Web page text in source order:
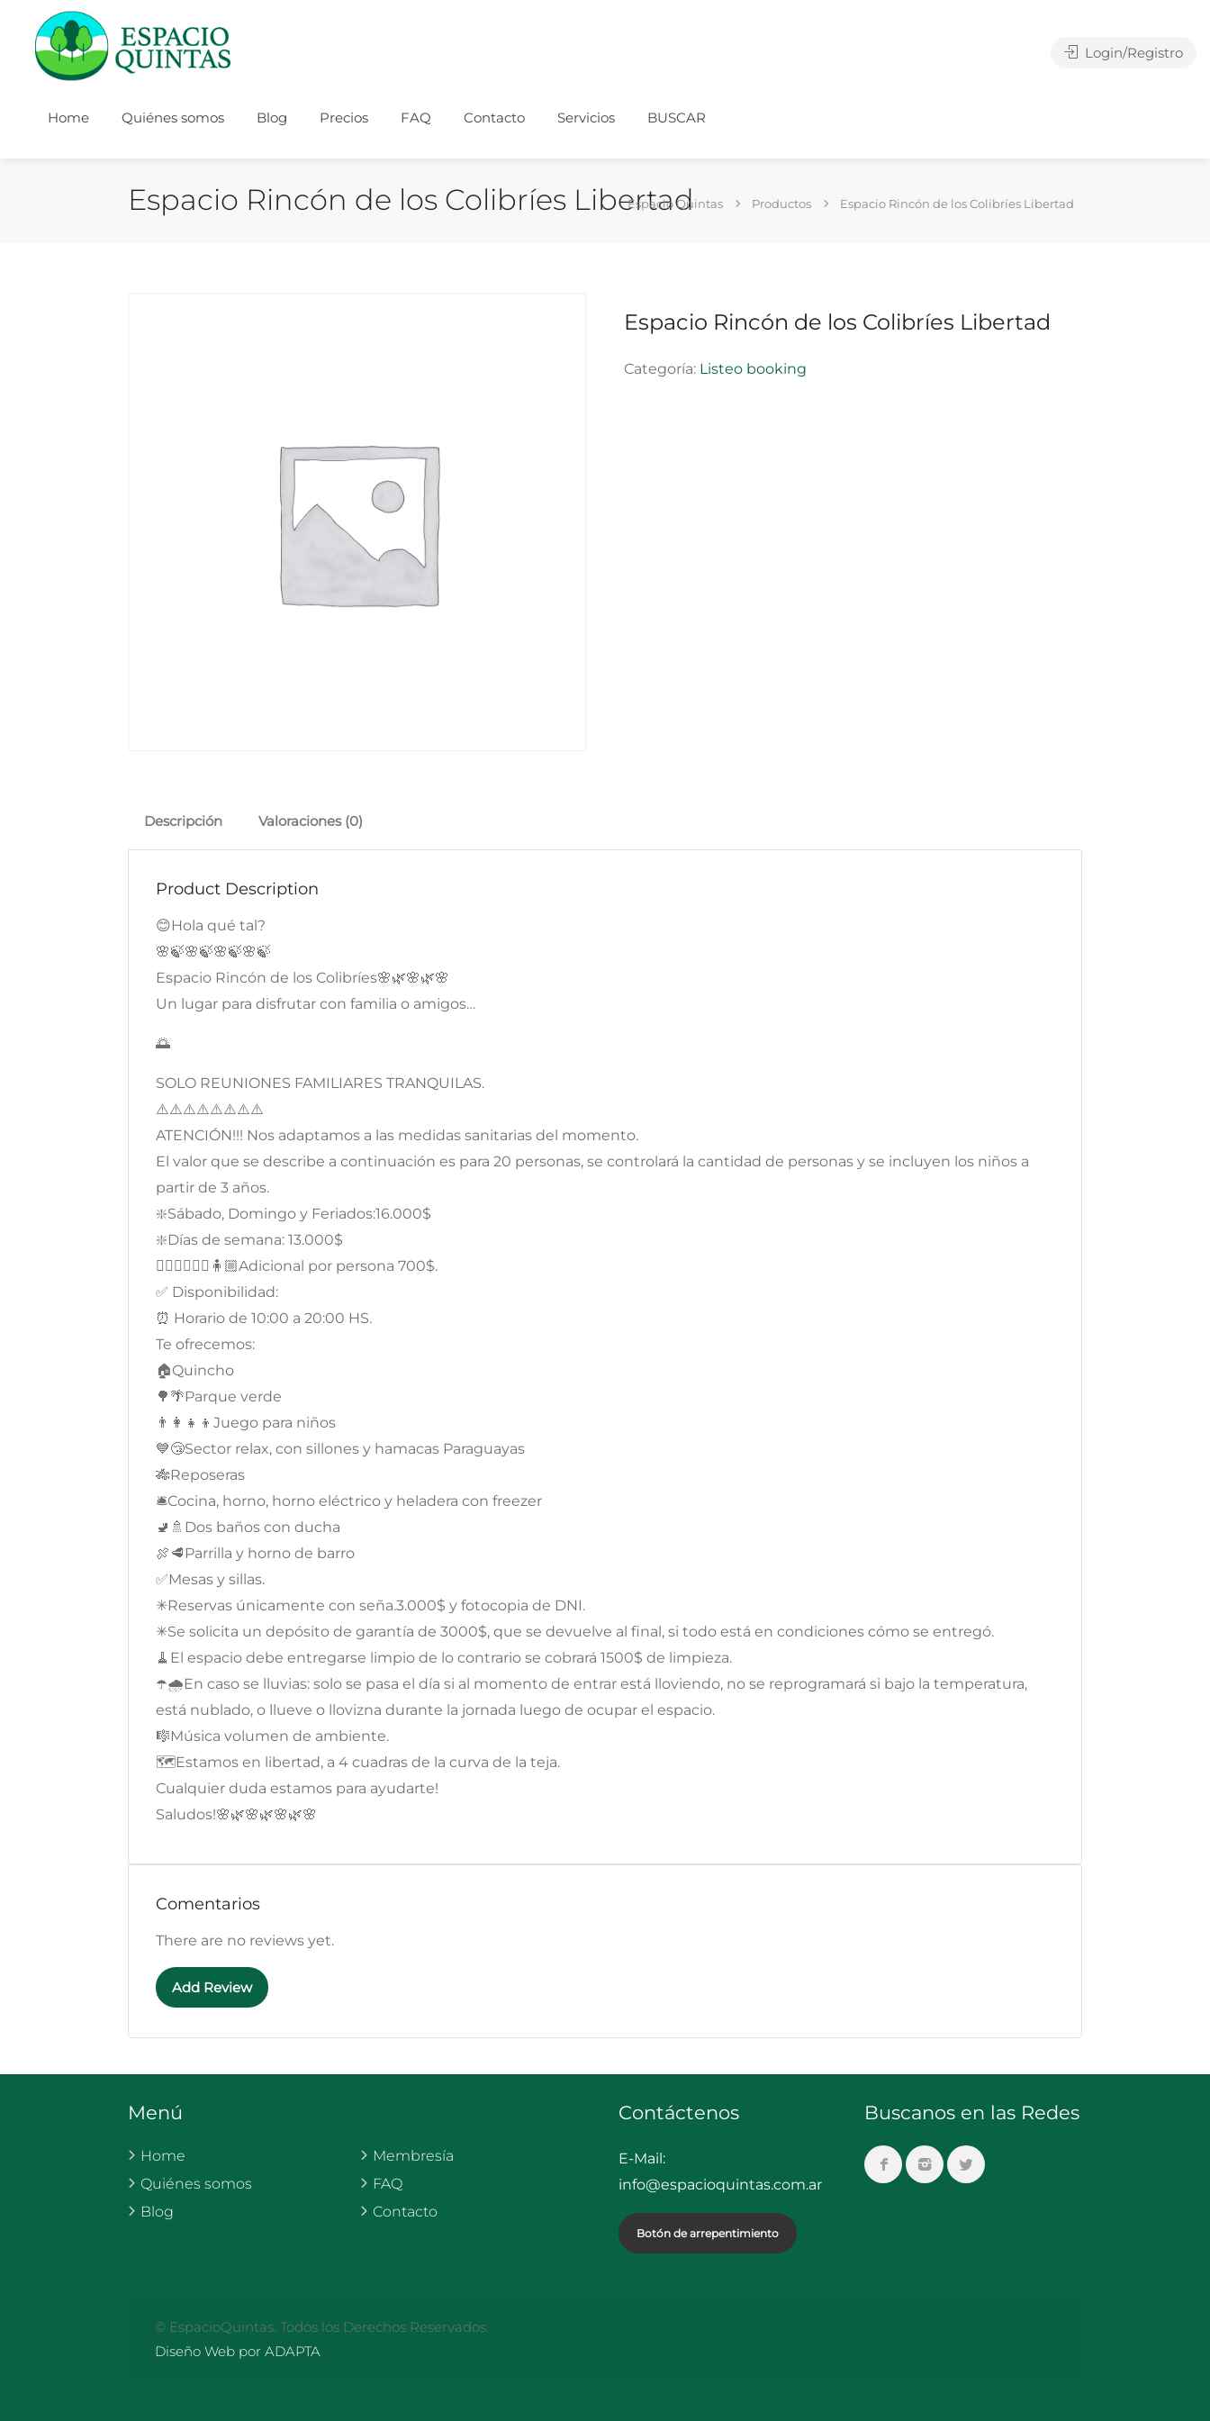
Home Quiénes somos Blog Precios FAQ Contacto Servicios BUSCAR
Login/Registro
Espacio Rincón de los Colibríes Libertad
Espacio Quintas Productos Espacio Rincón de los Colibríes Libertad
Espacio Rincón de los Colibríes Libertad
Categoría: Listeo booking
Descripción Valoraciones (0)
Product Description
😊Hola qué tal?
🌸🍃🌸🍃🌸🍃🌸🍃
Espacio Rincón de los Colibríes🌸🌿🌸🌿🌸
Un lugar para disfrutar con familia o amigos…
🌅
SOLO REUNIONES FAMILIARES TRANQUILAS.
⚠️⚠️⚠️⚠️⚠️⚠️⚠️⚠️
ATENCIÓN!!! Nos adaptamos a las medidas sanitarias del momento.
El valor que se describe a continuación es para 20 personas, se controlará la cantidad de personas y se incluyen los niños a
partir de 3 años.
❇️Sábado, Domingo y Feriados:16.000$
❇️Días de semana: 13.000$
🧍🏿‍♂️🧍🏻‍♀️🧍🏼Adicional por persona 700$.
✅ Disponibilidad:
⏰ Horario de 10:00 a 20:00 HS.
Te ofrecemos:
🏠Quincho
🌳🌴Parque verde
👨‍👩‍👧‍👦Juego para niños
💙😴Sector relax, con sillones y hamacas Paraguayas
🎋Reposeras
🛎Cocina, horno, horno eléctrico y heladera con freezer
🚽🚿Dos baños con ducha
🍖🥩Parrilla y horno de barro
✅Mesas y sillas.
✳Reservas únicamente con seña.3.000$ y fotocopia de DNI.
✳Se solicita un depósito de garantía de 3000$, que se devuelve al final, si todo está en condiciones cómo se entregó.
🧹El espacio debe entregarse limpio de lo contrario se cobrará 1500$ de limpieza.
☂️🌧️En caso se lluvias: solo se pasa el día si al momento de entrar está lloviendo, no se reprogramará si bajo la temperatura,
está nublado, o llueve o llovizna durante la jornada luego de ocupar el espacio.
🎼Música volumen de ambiente.
🗺️Estamos en libertad, a 4 cuadras de la curva de la teja.
Cualquier duda estamos para ayudarte!
Saludos!🌸🌿🌸🌿🌸🌿🌸
Comentarios
There are no reviews yet.
Add Review
Menú
Home
Quiénes somos
Blog
Membresía
FAQ
Contacto
Contáctenos
E-Mail:
info@espacioquintas.com.ar
Botón de arrepentimiento
Buscanos en las Redes
© EspacioQuintas. Todos los Derechos Reservados.
Diseño Web por ADAPTA